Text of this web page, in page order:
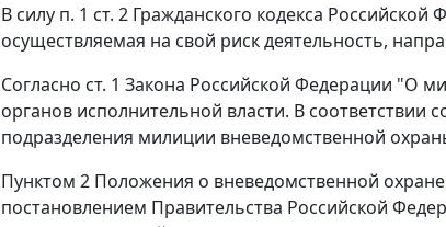
В силу п. 1 ст. 2 Гражданского кодекса
осуществляемая на свой риск деятельность,
Согласно ст. 1 Закона Российской Федерации "О
органов исполнительной власти. В соответствии
подразделения милиции вневедомственной
Пунктом 2 Положения о вневедомственной
постановлением Правительства Российской